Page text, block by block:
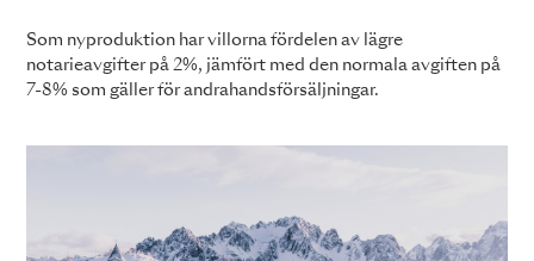
Som nyproduktion har villorna fördelen av lägre
notarieavgifter på 2%, jämfört med den normala avgiften på
7-8% som gäller för andrahandsförsäljningar.